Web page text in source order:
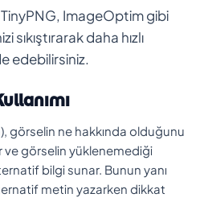
TinyPNG, ImageOptim gibi
daha hızlı
edebilirsiniz.
görselin ne hakkında olduğunu
ve görselin yüklenemediği
bilgi sunar. Bunun yanı
metin yazarken dikkat